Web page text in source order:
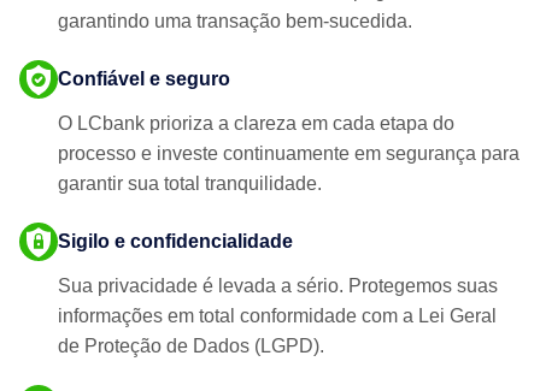
garantindo uma transação bem-sucedida.
Confiável e seguro
O LCbank prioriza a clareza em cada etapa do
processo e investe continuamente em segurança para
garantir sua total tranquilidade.
Sigilo e confidencialidade
Sua privacidade é levada a sério. Protegemos suas
informações em total conformidade com a Lei Geral
de Proteção de Dados (LGPD).